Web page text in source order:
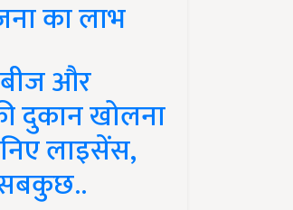
का लाभ
और
दुकान खोलना
लाइसेंस,
सबकुछ..